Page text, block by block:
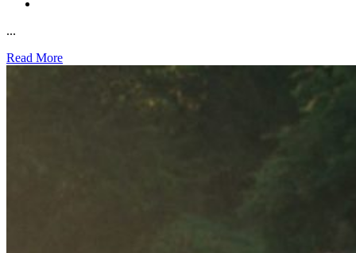
...
Read More